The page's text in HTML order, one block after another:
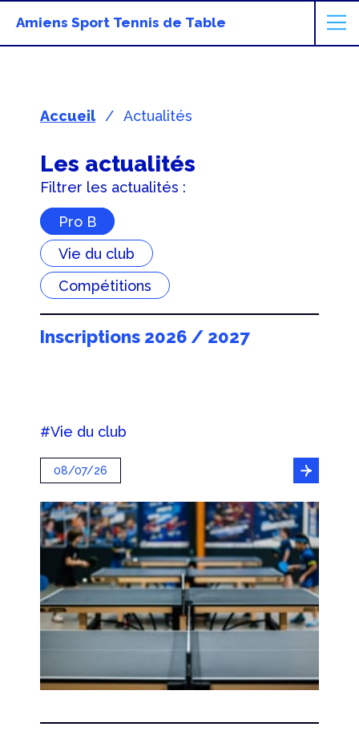
Amiens Sport Tennis de Table
Accueil Actualités
Les actualités
Filtrer les actualités :
Pro B
Vie du club
Compétitions
Inscriptions 2026 / 2027
#Vie du club
08/07/26